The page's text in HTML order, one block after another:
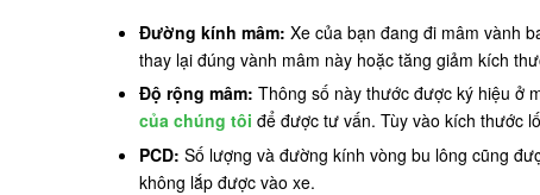
Đường kính mâm: Xe của bạn đang đi mâm vành
thay lại đúng vành mâm này hoặc tăng giảm kích
Độ rộng mâm: Thông số này thước được ký hiệu ở
của chúng tôi để được tư vấn. Tùy vào kích thước
PCD: Số lượng và đường kính vòng bu lông cũng
không lắp được vào xe.